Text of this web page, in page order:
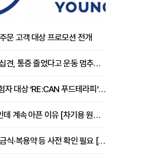
문 고객 대상 프로모션 전개
팔 들기 어려운 오십견, 통증 줄었다고 운동 멈추면 안 되는 이유 [이병욱 원장 칼럼]
리엔에이치, 암경험자 대상 ‘RE:CAN 푸드테라피’ 운영
허리 MRI는 정상인데 계속 아픈 이유 [차기용 원장 칼럼]
휴가철 건강검진, 금식·복용약 등 사전 확인 필요 [정도감 원장 칼럼]